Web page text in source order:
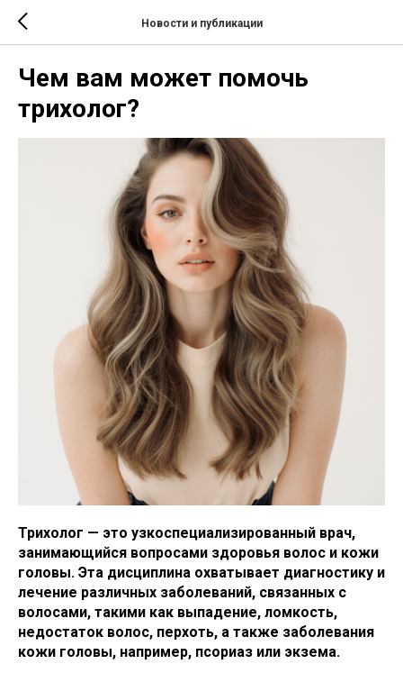
Новости и публикации
Чем вам может помочь
трихолог?
Трихолог — это узкоспециализированный врач,
занимающийся вопросами здоровья волос и кожи
головы. Эта дисциплина охватывает диагностику и
лечение различных заболеваний, связанных с
волосами, такими как выпадение, ломкость,
недостаток волос, перхоть, а также заболевания
кожи головы, например, псориаз или экзема.